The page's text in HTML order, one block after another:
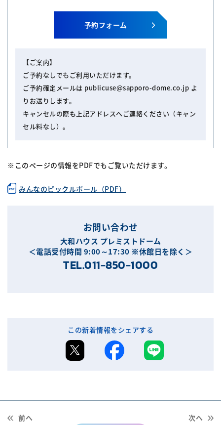
予約フォーム
【ご案内】
ご予約なしでもご利用いただけます。
ご予約確定メールは publicuse@sapporo-dome.co.jp よ
りお送りします。
キャンセルの際も上記アドレスへご連絡ください（キャン
セル料なし）。
※このページの情報をPDFでもご覧いただけます。
みんなのピックルボール（PDF）
お問い合わせ
大和ハウス プレミストドーム
＜電話受付時間 9:00～17:30 ※休館日を除く＞
TEL.011-850-1000
この新着情報をシェアする
前へ
次へ